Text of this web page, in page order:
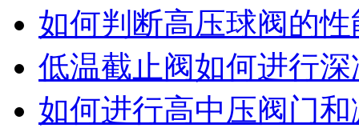
如何判断高压球阀的性
低温截止阀如何进行
如何进行高中压阀门和